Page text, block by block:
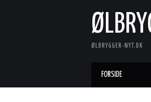
ØLBRYGGER-NYT.DK
FORSIDE